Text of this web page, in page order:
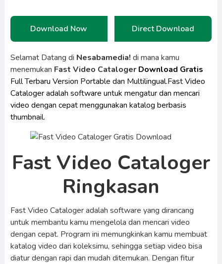
Download Now Direct Download
Selamat Datang di Nesabamedia! di mana kamu
menemukan Fast Video Cataloger Download Gratis
Full Terbaru Version Portable dan Multilingual.Fast Video
Cataloger adalah software untuk mengatur dan mencari
video dengan cepat menggunakan katalog berbasis
thumbnail.
Fast Video Cataloger
Ringkasan
Fast Video Cataloger adalah software yang dirancang
untuk membantu kamu mengelola dan mencari video
dengan cepat. Program ini memungkinkan kamu membuat
katalog video dari koleksimu, sehingga setiap video bisa
diatur dengan rapi dan mudah ditemukan. Dengan fitur